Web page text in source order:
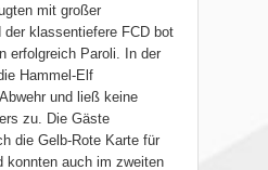
mit großer
der klassentiefere FCD bot
erfolgreich Paroli. In der
Hammel-Elf
und ließ keine
zu. Die Gäste
die Gelb-Rote Karte für
konnten auch im zweiten